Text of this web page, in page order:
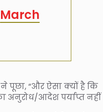
March
पूछा, “और ऐसा क्यों है कि
आदेश पर्याप्त नहीं